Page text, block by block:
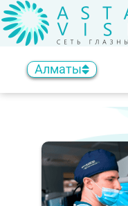
Алматы